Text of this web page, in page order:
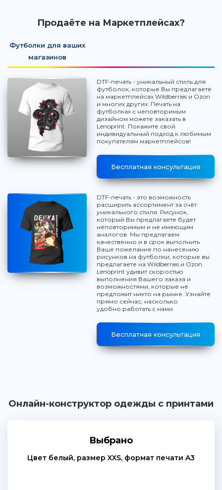
Продаёте на Маркетплейсах?
Футболки для ваших
магазинов
DTF-печать - уникальный стиль для
футболок, которые Вы предлагаете
на маркетплейсах Wildberries и Ozon
и многих других. Печать на
футболках с неповторимым
дизайном можете заказать в
Lenoprint. Покажите свой
индивидуальный подход к любимым
покупателям маркетплейсов!
Бесплатная консультация
DTF-печать - это возможность
расширить ассортимент за счёт
уникального стиля. Рисунок,
который Вы предлагаете будет
неповторимым и не имеющим
аналогов. Мы предлагаем
качественно и в срок выполнить
Ваше пожелание по нанесению
рисунков на футболки, которые вы
предлагаете на Wildberries и Ozon.
Lenoprint удивит скоростью
выполнения Вашего заказа и
возможностями, которые не
предложит никто на рынке. Узнайте
прямо сейчас, насколько
удобно работать с нами
Бесплатная консультация
Онлайн-конструктор одежды с принтами
Выбрано
Цвет белый, размер XXS, формат печати A3